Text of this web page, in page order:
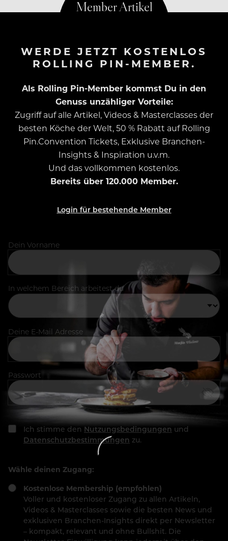
WERDE JETZT KOSTENLOS
ROLLING PIN-MEMBER.
Als Rolling Pin-Member kommst Du in den
Genuss unzähliger Vorteile:
Zugriff auf alle Artikel, Videos & Masterclasses der
besten Köche der Welt, 50 % Rabatt auf Rolling
Pin.Convention Tickets, Exklusive Branchen-
Insights & Inspiration u.v.m.
Und das vollkommen kostenlos.
Bereits über 120.000 Member.
Login für bestehende Member
Dein Vorname
In welchem Bereich arbeitest du
Deine E-Mail Adresse
Passwort
Ich stimme den Nutzungsbedingungen und
Datenschutzbestimmungen zu.
Wähle deinen Zugang:
Kostenlose Membership (empfohlen)
Voller und kostenloser Zugang zu allen Artikeln,
Videos & Masterclasses sowie die besten News und
exklusiven Branchen-Insights direkt per Newsletter
– kompakt, relevant und ohne Bullshit. Die